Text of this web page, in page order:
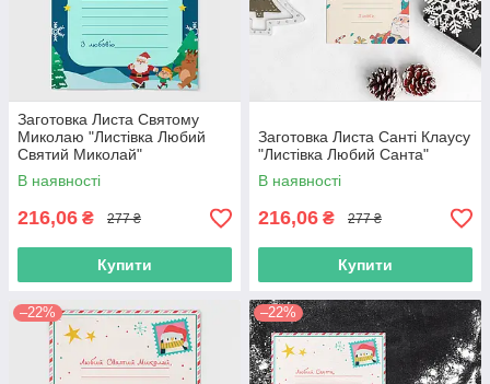
Заготовка Листа Святому
Миколаю "Листівка Любий
Святий Миколай"
В наявності
216,06 ₴ 277 ₴
Купити
Заготовка Листа Санті Клаусу
"Листівка Любий Санта"
В наявності
216,06 ₴ 277 ₴
Купити
–22% –22%